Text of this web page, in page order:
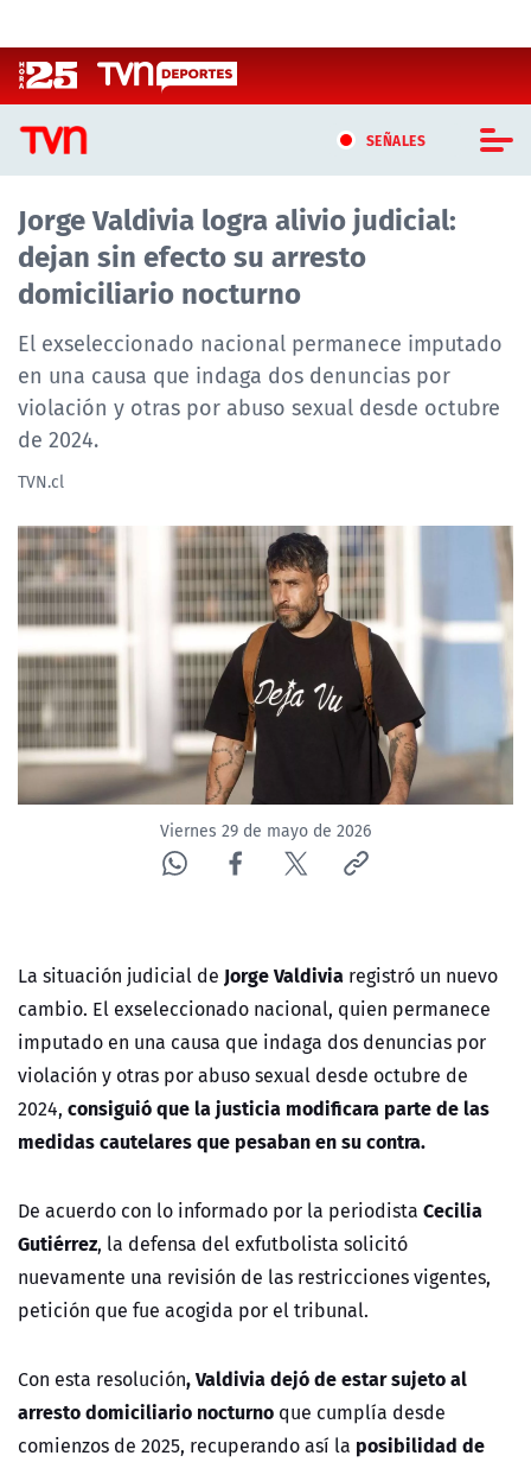
SEÑALES
CASTING MASTERCHEF CHILE
CASTING TVN VERTICAL
TVN VERTICAL
TVN PLAY
PROGRAMAS
NTV
ACTUALIDAD Y TENDENCIAS
CORPORATIVO Y TRANSPARENCIA
CANAL DE DENUNCIAS
ÁREA DE PROYECTOS
Jorge Valdivia logra alivio judicial:
dejan sin efecto su arresto
domiciliario nocturno
El exseleccionado nacional permanece imputado
en una causa que indaga dos denuncias por
violación y otras por abuso sexual desde octubre
de 2024.
TVN.cl
Viernes 29 de mayo de 2026
La situación judicial de Jorge Valdivia registró un nuevo
cambio. El exseleccionado nacional, quien permanece
imputado en una causa que indaga dos denuncias por
violación y otras por abuso sexual desde octubre de
2024, consiguió que la justicia modificara parte de las
medidas cautelares que pesaban en su contra.
De acuerdo con lo informado por la periodista Cecilia
Gutiérrez, la defensa del exfutbolista solicitó
nuevamente una revisión de las restricciones vigentes,
petición que fue acogida por el tribunal.
Con esta resolución, Valdivia dejó de estar sujeto al
arresto domiciliario nocturno que cumplía desde
comienzos de 2025, recuperando así la posibilidad de